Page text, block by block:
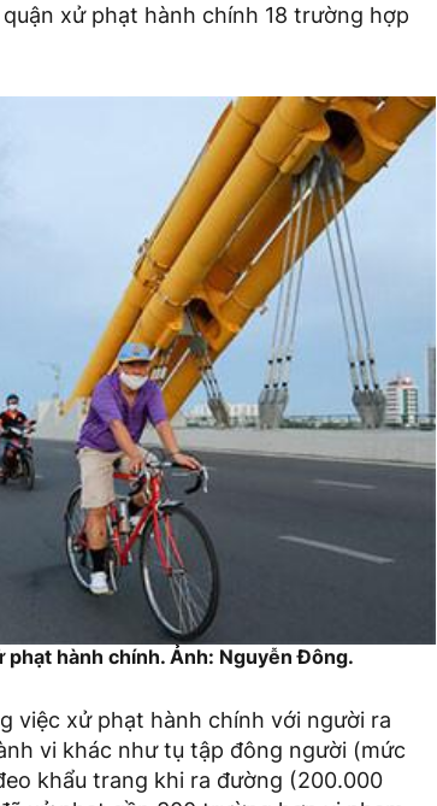
xử phạt hành chính 18 trường hợp
hành chính. Ảnh: Nguyễn Đông.
việc xử phạt hành chính với người ra
vi khác như tụ tập đông người (mức
khẩu trang khi ra đường (200.000